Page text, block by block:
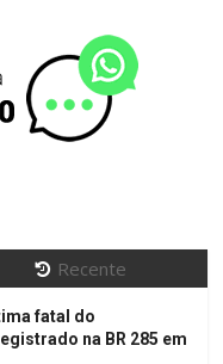
Recente
fatal do
na BR 285 em